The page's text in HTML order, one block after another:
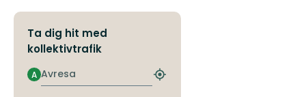
Ta dig hit med
kollektivtrafik
Avresa
A
Hitta